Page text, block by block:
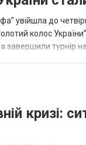
увійшла до
колос
турнір
кризі: